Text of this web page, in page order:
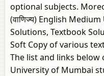
optional subjects.
(वाणिज्य) English
Solutions, Textbook
Soft Copy of various
The list and links below
University of Mumbai